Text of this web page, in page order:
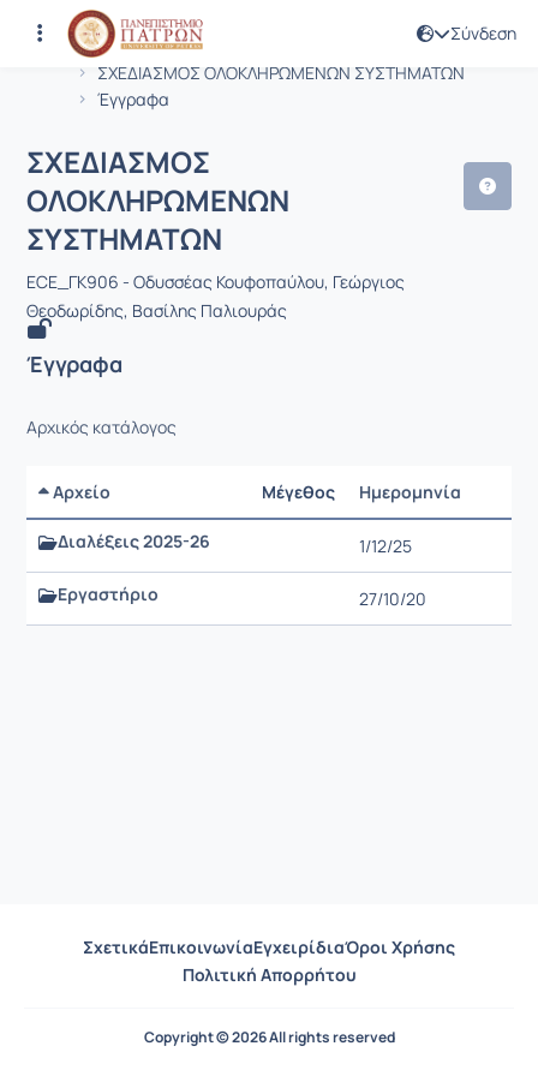
Σύνδεση
Αρχική Σελίδα
ΣΧΕΔΙΑΣΜΟΣ ΟΛΟΚΛΗΡΩΜΕΝΩΝ ΣΥΣΤΗΜΑΤΩΝ
Έγγραφα
Μάθημα : ΣΧΕΔΙΑΣΜΟΣ
Κωδικός : EE660
ΣΧΕΔΙΑΣΜΟΣ
ΟΛΟΚΛΗΡΩΜΕΝΩΝ
ΣΥΣΤΗΜΑΤΩΝ
ECE_ΓK906 - Οδυσσέας Κουφοπαύλου, Γεώργιος
Θεοδωρίδης, Βασίλης Παλιουράς
Έγγραφα
Αρχικός κατάλογος
Αρχείο Μέγεθος Ημερομηνία
Διαλέξεις 2025-26
1/12/25
Εργαστήριο 27/10/20
ΣχετικάΕπικοινωνίαΕγχειρίδιαΌροι Χρήσης
Πολιτική Απορρήτου
Copyright © 2026 All rights reserved